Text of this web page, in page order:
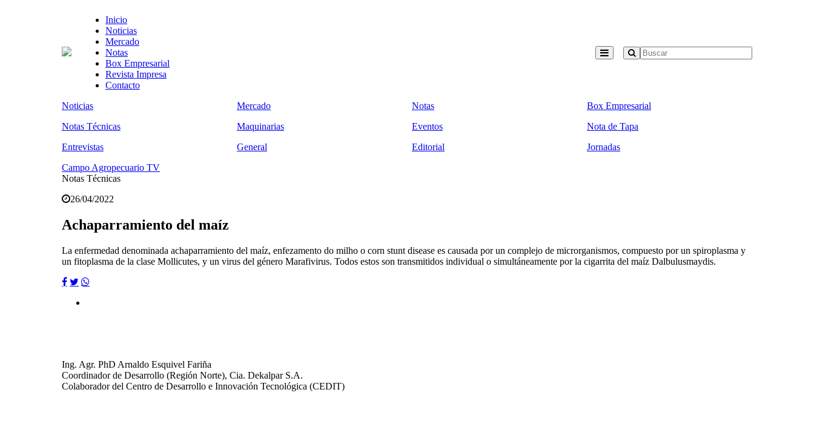
Inicio
Noticias
Mercado
Notas
Box Empresarial
Revista Impresa
Contacto
Noticias
Mercado Notas
Box Empresarial
Notas Técnicas
Maquinarias Eventos
Nota de Tapa
Entrevistas
General Editorial
Jornadas
Campo Agropecuario TV
Notas Técnicas
26/04/2022
Achaparramiento del maíz
La enfermedad denominada achaparramiento del maíz, enfezamento do milho o corn stunt disease es causada por un complejo de microrganismos, compuesto por un spiroplasma y
un fitoplasma de la clase Mollicutes, y un virus del género Marafivirus. Todos estos son transmitidos individual o simultáneamente por la cigarrita del maíz Dalbulusmaydis.
Ing. Agr. PhD Arnaldo Esquivel Fariña
Coordinador de Desarrollo (Región Norte), Cia. Dekalpar S.A.
Colaborador del Centro de Desarrollo e Innovación Tecnológica (CEDIT)